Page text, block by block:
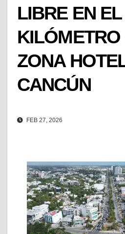
LIBRE EN EL
KILÓMETRO
ZONA
CANCÚN
FEB 27, 2026